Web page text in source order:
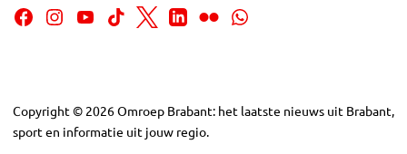
Copyright © 2026Omroep Brabant: het laatste nieuws uit Brabant,
sport en informatie uit jouw regio.